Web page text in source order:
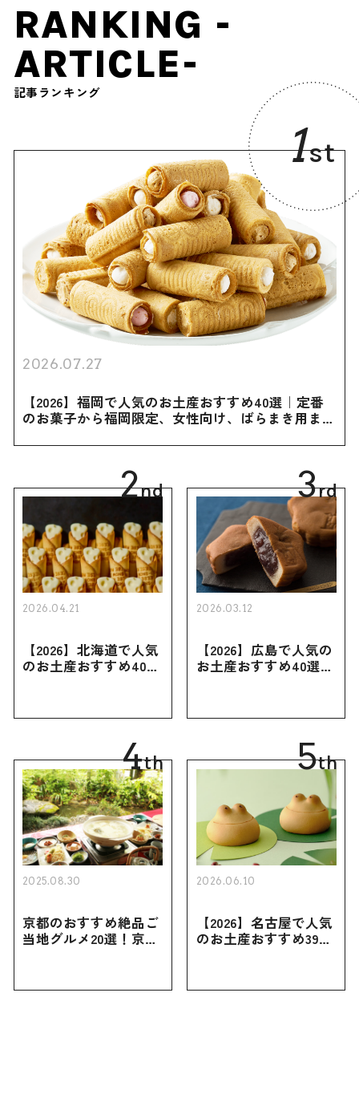
RANKING -
ARTICLE-
記事ランキング
1st
2026.07.27
【2026】福岡で人気のお土産おすすめ40選｜定番
のお菓子から福岡限定、女性向け、ばらまき用まで
2nd
2026.04.21
【2026】北海道で人気
のお土産おすすめ40選
買えない限定品、女性
3rd
2026.03.12
【2026】広島で人気の
お土産おすすめ40選｜
き用、女性向けまで幅
4th
2025.08.30
京都のおすすめ絶品ご
当地グルメ20選！京都
5th
2026.06.10
【2026】名古屋で人気
のお土産おすすめ39選
お土産・ばらまき用ま